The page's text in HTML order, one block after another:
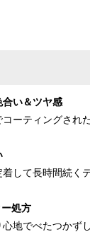
い＆ツヤ感
ーティングされ
して長時間続く
処方
地でべたつかず